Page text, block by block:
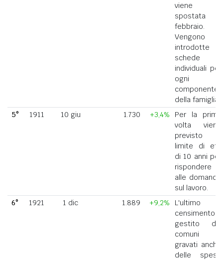
viene
spostata a
febbraio.
Vengono
introdotte
schede
individuali per
ogni
componente
della famiglia.
5°
1911 10 giu 1.730 +3,4%
Per la prima
volta viene
previsto il
limite di età
di 10 anni per
rispondere
alle domande
sul lavoro.
6°
1921 1 dic 1.889 +9,2%
L'ultimo
censimento
gestito dai
comuni
gravati anche
delle spese